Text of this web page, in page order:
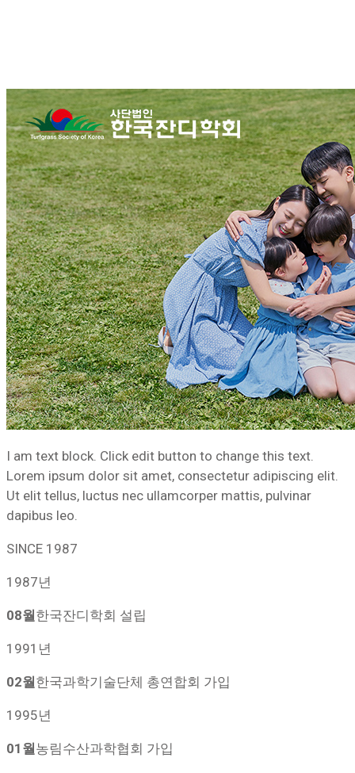
I am text block. Click edit button to change this text.
Lorem ipsum dolor sit amet, consectetur adipiscing elit.
Ut elit tellus, luctus nec ullamcorper mattis, pulvinar
dapibus leo.
SINCE 1987
1987년
08월 한국잔디학회 설립
1991년
02월 한국과학기술단체 총연합회 가입
1995년
01월 농림수산과학협회 가입